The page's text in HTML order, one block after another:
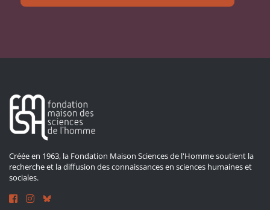
Créée en 1963, la Fondation Maison Sciences de l'Homme soutient la
recherche et la diffusion des connaissances en sciences humaines et
sociales.